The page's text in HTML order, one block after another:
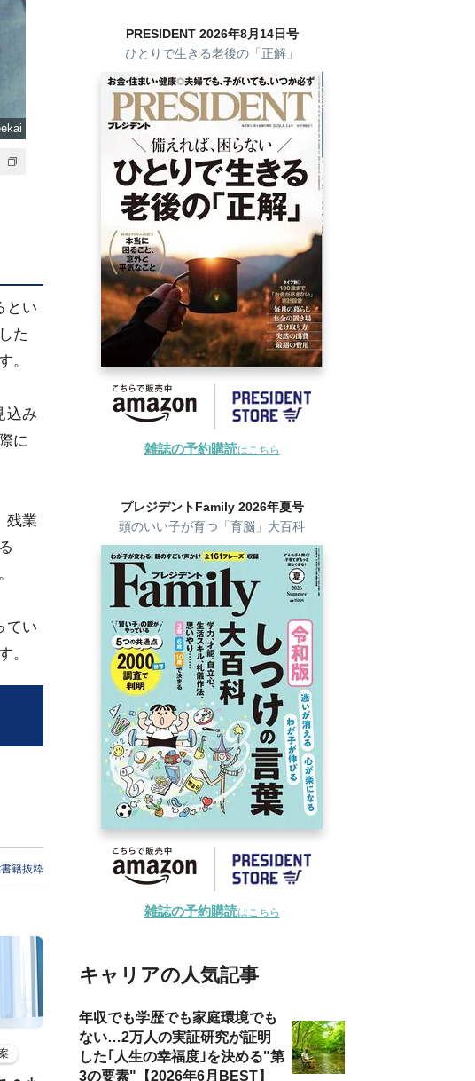
とい
た
。
込み
に
残業
てい
。
籍抜粋
PRESIDENT 2026年8月14日号
ひとりで生きる老後の「正解」
雑誌の予約購読はこちら
プレジデントFamily 2026年夏号
頭のいい子が育つ「育脳」大百科
雑誌の予約購読はこちら
キャリアの人気記事
年収でも学歴でも家庭環境でも
ない…2万人の実証研究が証明
した｢人生の幸福度｣を決める"第
3の要素"【2026年6月BEST】